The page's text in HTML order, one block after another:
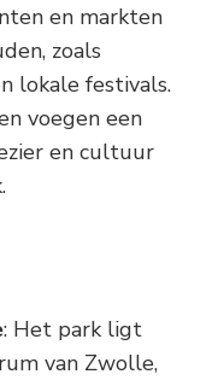
en markten
zoals
lokale festivals.
voegen een
en cultuur
: Het park ligt
van Zwolle,